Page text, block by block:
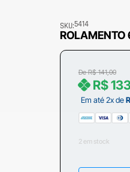
SKU:5414
ROLAMENTO
DeR$141,00
Em até 2x de
R$
2 em stock